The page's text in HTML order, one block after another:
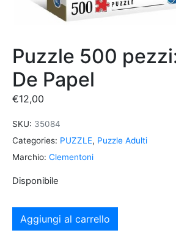
Puzzle 500
De Papel
€12,00
SKU: 35084
Categories: PUZZLE, Puzzle Adulti
Marchio: Clementoni
Disponibile
Aggiungi al carrello